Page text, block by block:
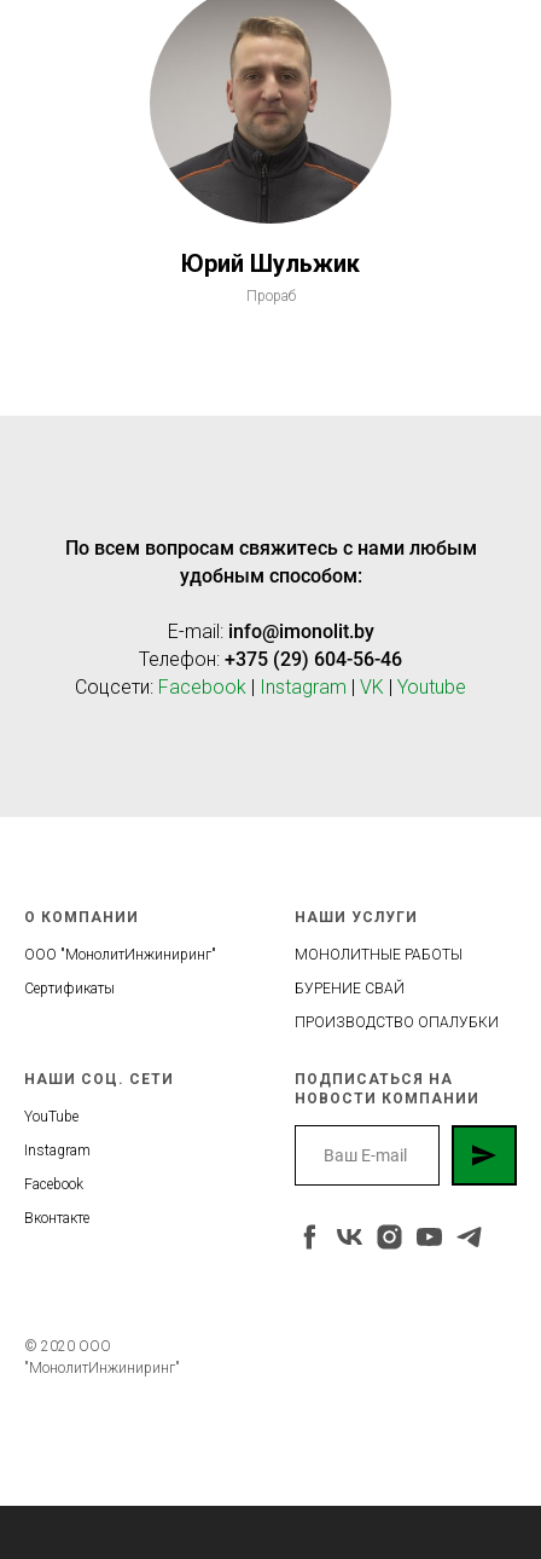
Юрий Шульжик
Прораб
По всем вопросам свяжитесь с нами любым
удобным способом:
E-mail: info@imonolit.by
Телефон: +375 (29) 604-56-46
Соцсети: Facebook | Instagram | VK | Youtube
О КОМПАНИИ
ООО "МонолитИнжиниринг"
Сертификаты
НАШИ УСЛУГИ
МОНОЛИТНЫЕ РАБОТЫ
БУРЕНИЕ СВАЙ
ПРОИЗВОДСТВО ОПАЛУБКИ
HАШИ СОЦ. СЕТИ
YouTube
Instagram
Facebook
Вконтакте
ПОДПИСАТЬСЯ НА
НОВОСТИ КОМПАНИИ
© 2020 ООО
"МонолитИнжиниринг"